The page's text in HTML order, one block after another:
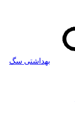
بهداشتی سگ